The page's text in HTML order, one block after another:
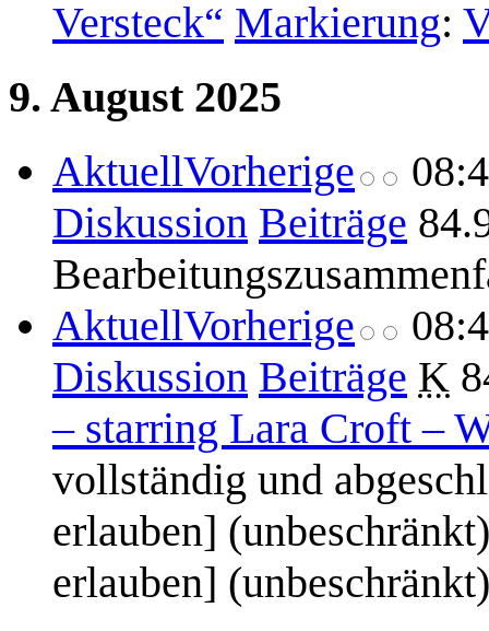
Versteck“ Markierung:
9. August 2025
AktuellVorherige
Diskussion Beiträge
AktuellVorherige
Diskussion Beiträge K
– starring Lara Croft –
vollständig und
erlauben]
erlauben]